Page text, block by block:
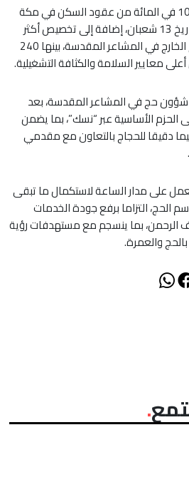
وأشارت الوزارة إلى اكتمال 100 في المائة من عقود السكن في مكة
المكرمة عبر منصة “نسك” بتاريخ 13 شعبان، إضافة إلى تخصيص أكثر
من 485 مخيما لخدمة حجاج الخارج في المشاعر المقدسة، بينها 240
معايير السلامة والكثافة التشغيلية.
جاهزية 73 مكتب شؤون حج في المشاعر المقدسة، بعد
الحزم الأساسية عبر “نسك”، بما يضمن
دقيقا للحجاج بالتعاون مع مقدمي
على مدار الساعة لاستكمال ما تبقى
التزاما برفع جودة الخدمات
الرحمن، بما ينسجم مع مستهدفات رؤية